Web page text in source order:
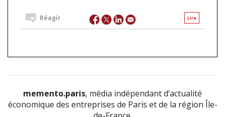
Lire
Réagir
memento.paris, média indépendant d’actualité
économique des entreprises de Paris et de la région Île-